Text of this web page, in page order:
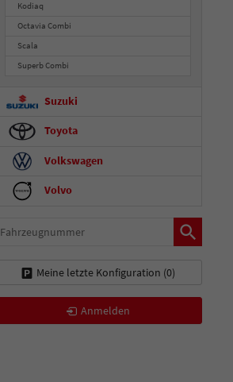
Kodiaq
Octavia Combi
Scala
Superb Combi
Suzuki
Toyota
Volkswagen
Volvo
Fahrzeugnummer
Meine letzte Konfiguration (0)
Anmelden